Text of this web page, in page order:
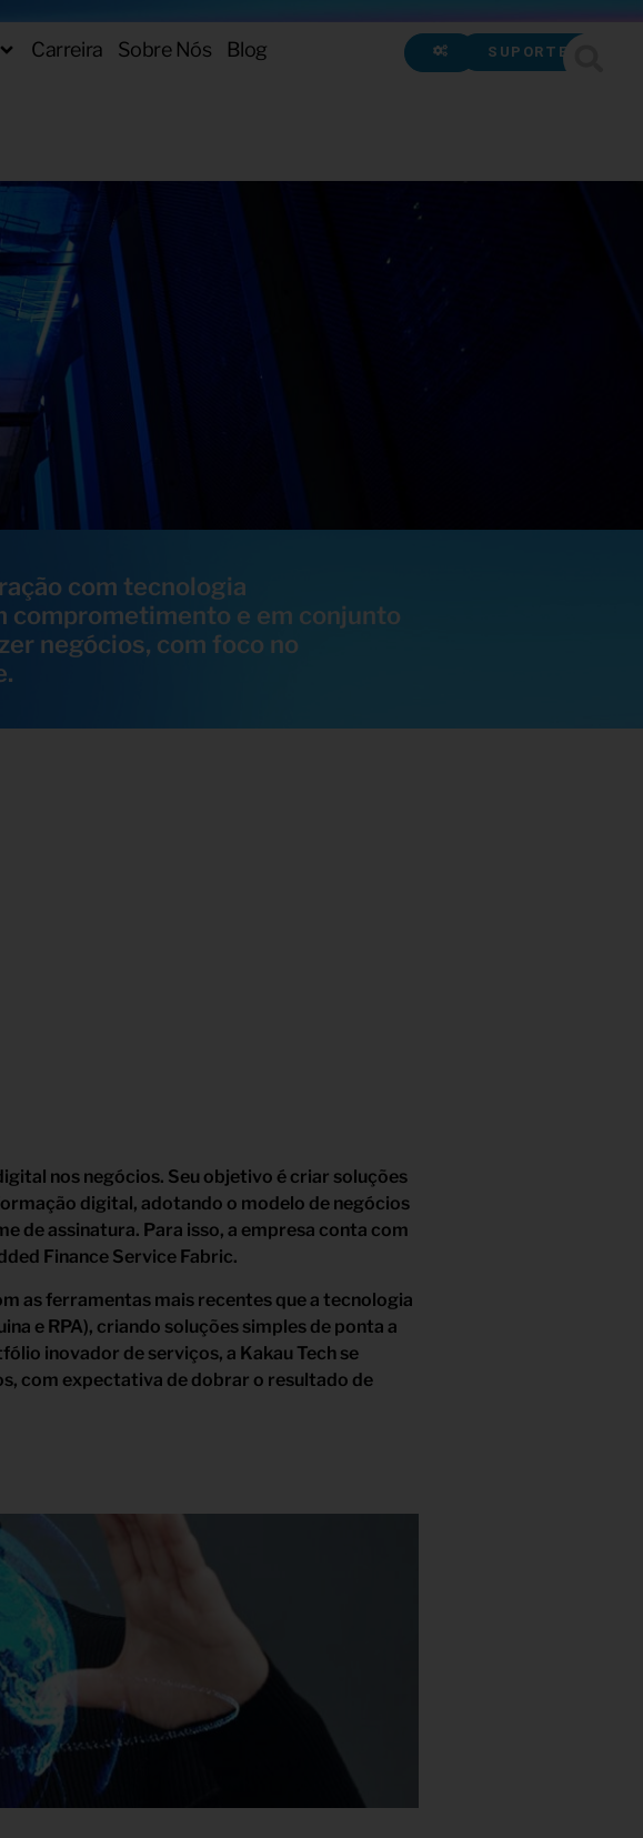
Carreira Sobre Nós Blog SUPORTE
com tecnologia
comprometimento e em conjunto
negócios, com foco no
nos negócios. Seu objetivo é criar soluções
digital, adotando o modelo de negócios
de assinatura. Para isso, a empresa conta com
Finance Service Fabric.
as ferramentas mais recentes que a tecnologia
e RPA), criando soluções simples de ponta a
inovador de serviços, a Kakau Tech se
com expectativa de dobrar o resultado de